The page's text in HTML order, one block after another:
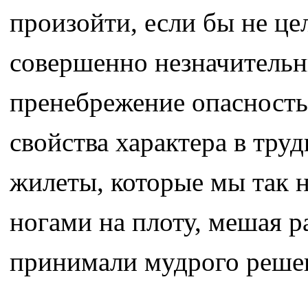
произойти, если бы не
совершенно
пренебрежение
свойства характера в
жилеты, которые мы так
ногами на плоту, мешая
принимали мудрого